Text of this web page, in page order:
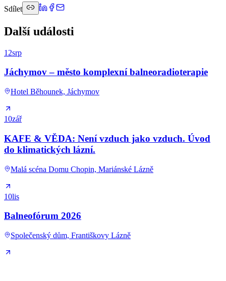
Sdílet
Další události
12srp
Jáchymov – město komplexní balneoradioterapie
Hotel Běhounek, Jáchymov
10zář
KAFE & VĚDA: Není vzduch jako vzduch. Úvod
do klimatických lázní.
Malá scéna Domu Chopin, Mariánské Lázně
10lis
Balneofórum 2026
Společenský dům, Františkovy Lázně